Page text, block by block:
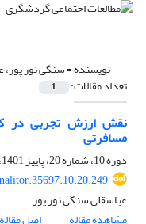
نویسنده =سنگی نور پور،
تعداد مقالات: 1
نقش ارزش تجربی در
مسافرتی
دوره 10، شماره 20، پاییز 1401، صفحه
عباسقلی سنگی نور پور